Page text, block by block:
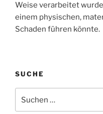
Weise verarbeitet
einem physischen,
Schaden führen könnte.
SUCHE
nach: